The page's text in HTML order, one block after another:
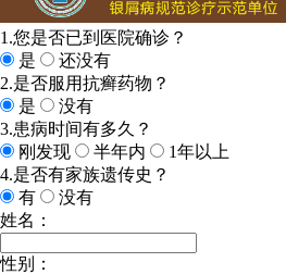
1.您是否已到医院确诊？
是
还没有
2.是否服用抗癣药物？
是
没有
3.患病时间有多久？
刚发现
半年内
1年以上
4.是否有家族遗传史？
有
没有
姓名：
性别：